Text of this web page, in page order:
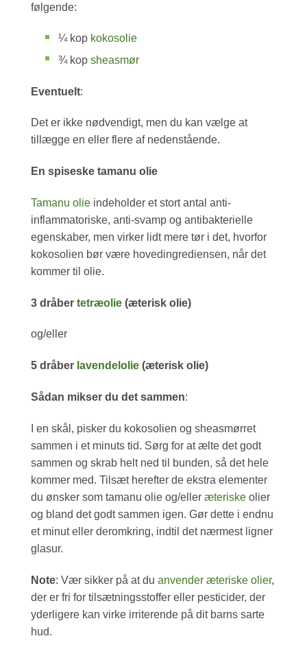
følgende:
¼ kop kokosolie
¾ kop sheasmør
Eventuelt:
Det er ikke nødvendigt, men du kan vælge at
tillægge en eller flere af nedenstående.
En spiseske tamanu olie
Tamanu olie indeholder et stort antal anti-
inflammatoriske, anti-svamp og antibakterielle
egenskaber, men virker lidt mere tør i det, hvorfor
kokosolien bør være hovedingrediensen, når det
kommer til olie.
3 dråber tetræolie (æterisk olie)
og/eller
5 dråber lavendelolie (æterisk olie)
Sådan mikser du det sammen:
I en skål, pisker du kokosolien og sheasmørret
sammen i et minuts tid. Sørg for at ælte det godt
sammen og skrab helt ned til bunden, så det hele
kommer med. Tilsæt herefter de ekstra elementer
du ønsker som tamanu olie og/eller æteriske olier
og bland det godt sammen igen. Gør dette i endnu
et minut eller deromkring, indtil det nærmest ligner
glasur.
Note: Vær sikker på at du anvender æteriske olier,
der er fri for tilsætningsstoffer eller pesticider, der
yderligere kan virke irriterende på dit barns sarte
hud.